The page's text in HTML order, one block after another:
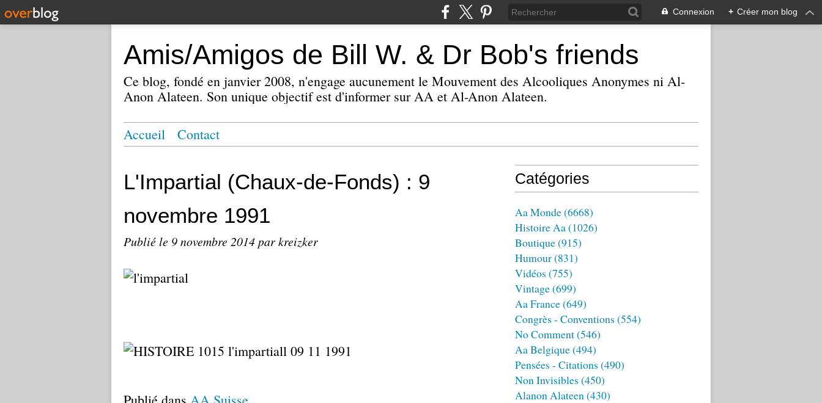
Connexion + Créer mon blog
Amis/Amigos de Bill W. & Dr Bob's friends
Ce blog, fondé en janvier 2008, n'engage aucunement le Mouvement des Alcooliques Anonymes ni Al-
Anon Alateen. Son unique objectif est d'informer sur AA et Al-Anon Alateen.
Accueil Contact
L'Impartial (Chaux-de-Fonds) : 9
novembre 1991
Publié le 9 novembre 2014par kreizker
Catégories
Aa Monde(6668)
Histoire Aa(1026)
Boutique(915)
Humour(831)
Vidéos (755)
Vintage(699)
Aa France(649)
Congrès - Conventions (554)
No Comment(546)
Aa Belgique(494)
Pensées - Citations (490)
Non Invisibles (450)
Alanon Alateen(430)